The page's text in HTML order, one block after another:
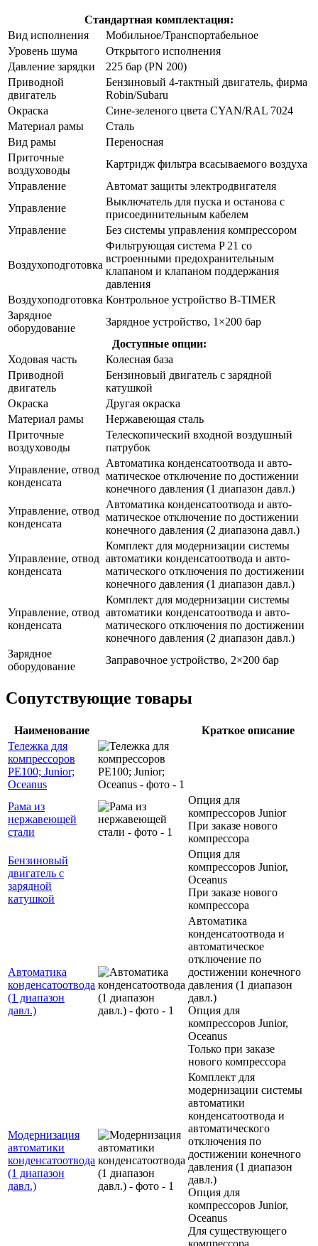
Стандартная комплектация:
Вид исполнения
Мобильное/Транспортабельное
Уровень шума
Открытого исполнения
Давление зарядки
225 бар (PN 200)
Приводной
двигатель
Бензиновый 4-тактный двигатель, фирма
Robin/Subaru
Окраска
Сине-зеленого цвета CYAN/RAL 7024
Материал рамы
Сталь
Вид рамы
Переносная
Приточные
воздуховоды
Картридж фильтра всасываемого воздуха
Управление
Автомат защиты электродвигателя
Управление
Выключатель для пуска и останова с
присоединительным кабелем
Управление
Без системы управления компрессором
Воздухоподготовка
Фильтрующая система P 21 со
встроенными предохранительным
клапаном и клапаном поддержания
давления
Воздухоподготовка Контрольное устройство B-TIMER
Зарядное
оборудование
Зарядное устройство, 1×200 бар
Доступные опции:
Ходовая часть
Колесная база
Приводной
двигатель
Бензиновый двигатель с зарядной
катушкой
Окраска
Другая окраска
Материал рамы
Нержавеющая сталь
Приточные
воздуховоды
Телескопический входной воздушный
патрубок
Управление, отвод
конденсата
Автоматика конденсатоотвода и авто­
матическое отключение по достижении
конечного давления (1 диапазон давл.)
Управление, отвод
конденсата
Автоматика конденсатоотвода и авто­
матическое отключение по достижении
конечного давления (2 диапазона давл.)
Управление, отвод
конденсата
Комплект для модернизации системы
автоматики конденсатоотвода и авто­
матического отключения по достижении
конечного давления (1 диапазон давл.)
Управление, отвод
конденсата
Комплект для модернизации системы
автоматики конденсатоотвода и авто­
матического отключения по достижении
конечного давления (2 диапазон давл.)
Зарядное
оборудование
Заправочное устройство, 2×200 бар
Сопутствующие товары
Наименование
Краткое описание
Тележка для
компрессоров
PE100; Junior;
Oceanus
Рама из
нержавеющей
стали
Опция для
компрессоров Junior
При заказе нового
компрессора
Бензиновый
двигатель с
зарядной
катушкой
Опция для
компрессоров Junior,
Oceanus
При заказе нового
компрессора
Автоматика
конденсатоотвода
(1 диапазон
давл.)
Автоматика
конденсатоотвода и
автоматическое
отключение по
достижении конечного
давления (1 диапазон
давл.)
Опция для
компрессоров Junior,
Oceanus
Только при заказе
нового компрессора
Модернизация
автоматики
конденсатоотвода
(1 диапазон
давл.)
Комплект для
модернизации системы
автоматики
конденсатоотвода и
автоматического
отключения по
достижении конечного
давления (1 диапазон
давл.)
Опция для
компрессоров Junior,
Oceanus
Для существующего